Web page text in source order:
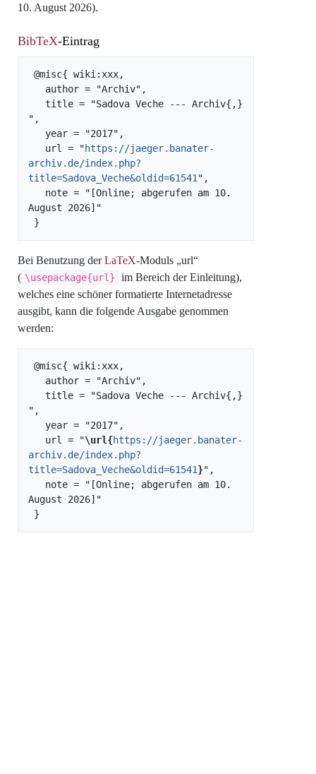
10. August 2026).
BibTeX-Eintrag
",
   url = "
https://jaeger.banater-
archiv.de/index.php?
title=Sadova_Veche&oldid=61541 ",
August 2026]"
Bei Benutzung derLaTeX-Moduls „url“
( \usepackage{url}
im Bereich der Einleitung),
welches eine schöner formatierte Internetadresse
ausgibt, kann die folgende Ausgabe genommen
werden:
",
   url = "
\url{https://jaeger.banater-
archiv.de/index.php?
title=Sadova_Veche&oldid=61541}",
August 2026]"